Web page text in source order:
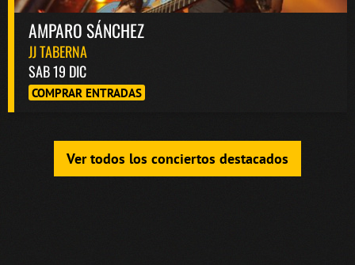
AMPARO SÁNCHEZ
JJ TABERNA
SAB 19 DIC
COMPRAR ENTRADAS
Ver todos los conciertos destacados